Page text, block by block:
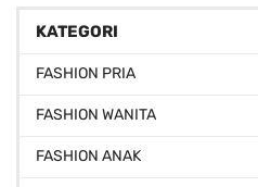
KATEGORI
FASHION PRIA
FASHION WANITA
FASHION ANAK